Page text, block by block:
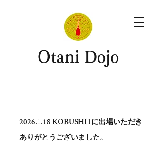
​Otani Dojo
2026.1.18KOBUSHI1に出場いただき
ありがとう​ございました。